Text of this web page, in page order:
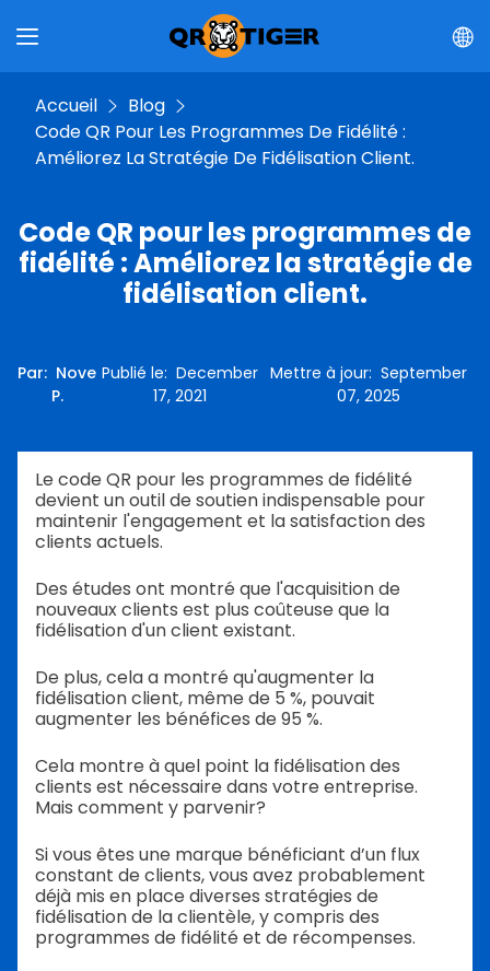
Accueil
Blog
Code QR Pour Les Programmes De Fidélité :
Améliorez La Stratégie De Fidélisation Client.
Code QR pour les programmes de
fidélité : Améliorez la stratégie de
fidélisation client.
Par: Nove
P.
Publié le:December
17, 2021
Mettre à jour: September
07, 2025
Le code QR pour les programmes de fidélité
devient un outil de soutien indispensable pour
maintenir l'engagement et la satisfaction des
clients actuels.
Des études ont montré que l'acquisition de
nouveaux clients est plus coûteuse que la
fidélisation d'un client existant.
De plus, cela a montré qu'augmenter la
fidélisation client, même de 5 %, pouvait
augmenter les bénéfices de 95 %.
Cela montre à quel point la fidélisation des
clients est nécessaire dans votre entreprise.
Mais comment y parvenir?
Si vous êtes une marque bénéficiant d’un flux
constant de clients, vous avez probablement
déjà mis en place diverses stratégies de
fidélisation de la clientèle, y compris des
programmes de fidélité et de récompenses.